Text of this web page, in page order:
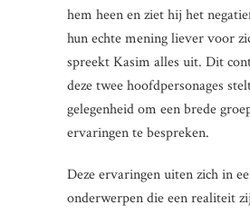
hem heen en ziet hij het
hun echte mening liever voor
spreekt Kasim alles uit. Dit
deze twee hoofdpersonages
gelegenheid om een brede
ervaringen te bespreken.
Deze ervaringen uiten zich in
onderwerpen die een realiteit